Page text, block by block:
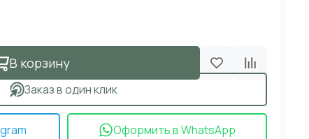
В корзину
Заказ в один клик
Оформить в WhatsApp